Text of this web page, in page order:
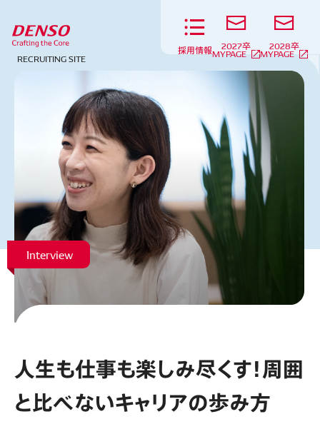
RECRUITINGSITE
採用情報 2027卒
MYPAGE
2028卒
MYPAGE
Interview
人生も仕事も楽しみ尽くす！周囲
と比べないキャリアの歩み方